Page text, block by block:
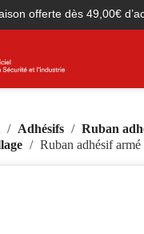
offerte dès 49,00€
Adhésifs
Ruban
Ruban adhésif